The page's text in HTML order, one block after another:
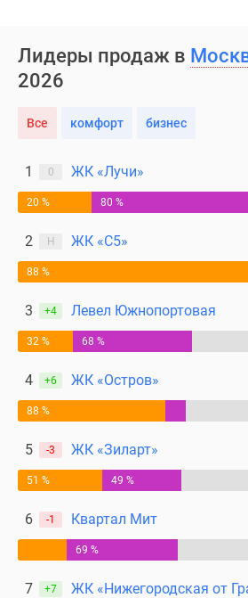
Лидеры продаж в
2026
Все комфорт бизнес
1 0 ЖК «Лучи»
20 % 80 %
2 Н ЖК «С5»
88 %
3 +4 Левел Южнопортовая
32 % 68 %
4 +6 ЖК «Остров»
88 %
5 -3 ЖК «Зиларт»
51 % 49 %
6 -1 Квартал Мит
69 %
7 +7 ЖК «Нижегородская от